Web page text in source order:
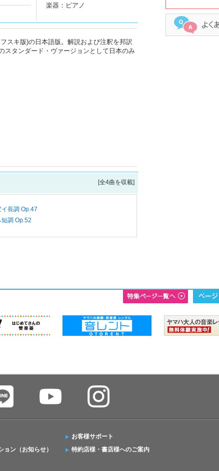
楽器：ピアノ
スキ版)の日本語版。解説および注釈を邦訳
スタンダード・ヴァージョンとして日本のみ
[全4曲を収載]
長調 Op.47
調 Op.52
ョン（お知らせ）
お客様サポート
特約店様・書店様へのご案内